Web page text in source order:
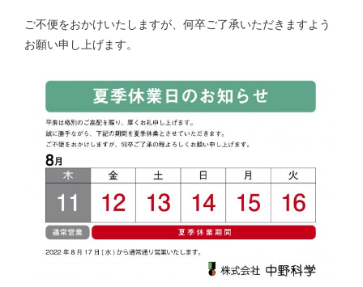
ご不便をおかけいたしますが、何卒ご了承いただきますよう
お願い申し上げます。